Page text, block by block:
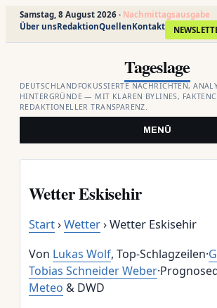
Samstag, 8 August 2026 · Nachmittagsausgabe
Über unsRedaktionQuellenKontakt
springen
Tageslage
DEUTSCHLANDFOKUSSIERTE NACHRICHTEN,
HINTERGRÜNDE — MIT KLAREN BYLINES,
REDAKTIONELLER TRANSPARENZ.
MENÜ
Wetter Eskisehir
Start›Wetter›Wetter Eskisehir
Von Lukas Wolf, Top-Schlagzeilen·
Tobias Schneider Weber·
Meteo & DWD